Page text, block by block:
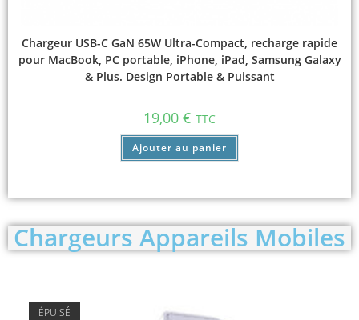
Chargeur USB-C GaN 65W Ultra-Compact, recharge rapide
pour MacBook, PC portable, iPhone, iPad, Samsung Galaxy
& Plus. Design Portable & Puissant
19,00 € TTC
Ajouter au panier
Chargeurs Appareils Mobiles
ÉPUISÉ